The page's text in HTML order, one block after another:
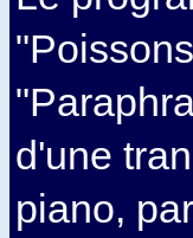
d'une
piano,